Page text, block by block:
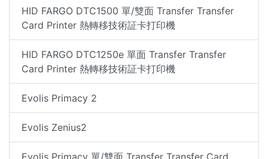
HID FARGO DTC1500 單/雙面 Transfer Transfer
Card Printer 熱轉移技術証卡打印機
HID FARGO DTC1250e 單面 Transfer Transfer
Card Printer 熱轉移技術証卡打印機
Evolis Primacy 2
Evolis Zenius2
Evolis Primacy 單/雙面 Transfer Transfer Card